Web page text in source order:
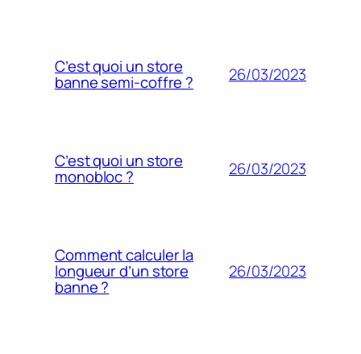
C’est quoi un store
banne semi-coffre ? 26/03/2023
C’est quoi un store
monobloc ? 26/03/2023
Comment calculer la
longueur d’un store
banne ?
26/03/2023